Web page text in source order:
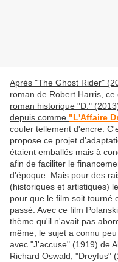
Après "The Ghost Rider"
roman de Robert Harris,
roman historique "D."
depuis comme "L'Affaire
couler tellement d'encre .
propose ce projet
étaient emballés mais à
afin de faciliter le
d'époque. Mais pour des
(historiques et artistiques)
pour que le film soit tourné
passé. Avec ce film
thème qu'il n'avait pas
même, le sujet a connu
avec "J'accuse" (1919) de
Richard Oswald, "Dreyfus"